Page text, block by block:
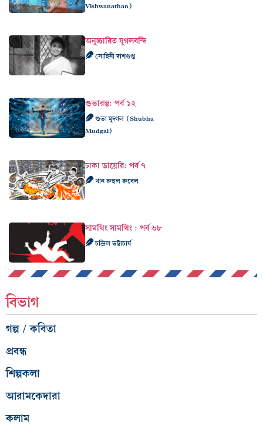
Vishwanathan)
অনুচ্চারিত যুগলবন্দি
সোহিনী দাশগুপ্ত
শুভারম্ভ: পর্ব ১২
শুভা মুদ্গল (Shubha
Mudgal)
ঢাকা ডায়েরি: পর্ব ৭
খান রুহুল রুবেল
সামথিং সামথিং : পর্ব ৬৮
চন্দ্রিল ভট্টাচার্য
বিভাগ
গল্প / কবিতা
প্রবন্ধ
শিল্পকলা
আরামকেদারা
কলাম